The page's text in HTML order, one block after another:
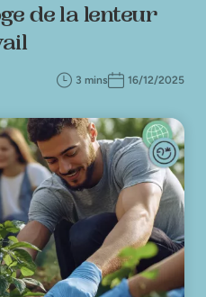
de la lenteur
3 mins 16/12/2025